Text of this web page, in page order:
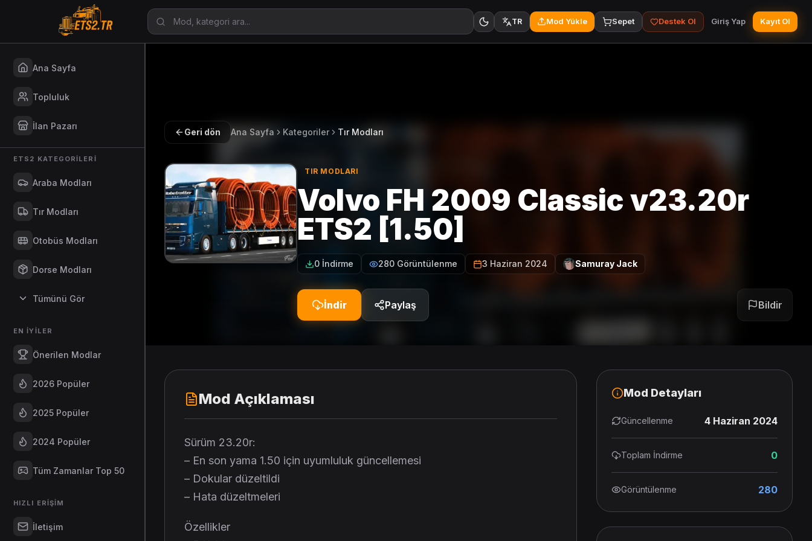
TR Mod Yükle Sepet Destek Ol Giriş Yap Kayıt Ol
Ana Sayfa
Topluluk
İlan Pazarı
ETS2 KATEGORILERI
Araba Modları
Tır Modları
Otobüs Modları
Dorse Modları
Tümünü Gör
EN İYILER
Önerilen Modlar
2026 Popüler
2025 Popüler
2024 Popüler
Tüm Zamanlar Top 50
HIZLI ERIŞIM
İletişim
Geri dön Ana Sayfa Kategoriler Tır Modları
TIR MODLARI
Volvo FH 2009 Classic v23.20r
ETS2 [1.50]
0 İndirme 280 Görüntülenme 3 Haziran 2024 Samuray Jack
İndir Paylaş Bildir
Mod Açıklaması
Sürüm 23.20r:
– En son yama 1.50 için uyumluluk güncellemesi
– Dokular düzeltildi
– Hata düzeltmeleri
Özellikler
Mod Detayları
Güncellenme 4 Haziran 2024
Toplam İndirme 0
Görüntülenme 280